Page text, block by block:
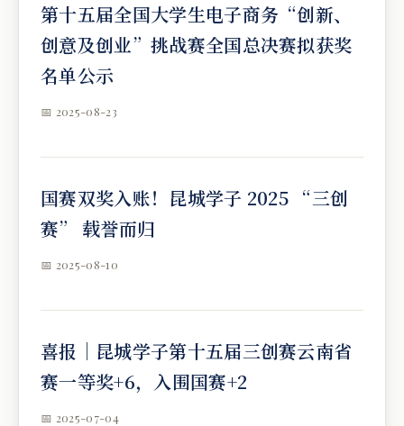
第十五届全国大学生电子商务“创新、
创意及创业”挑战赛全国总决赛拟获奖
名单公示
📅 2025-08-23
国赛双奖入账！昆城学子 2025 “三创
赛” 载誉而归
📅 2025-08-10
喜报｜昆城学子第十五届三创赛云南省
赛一等奖+6，入围国赛+2
📅 2025-07-04